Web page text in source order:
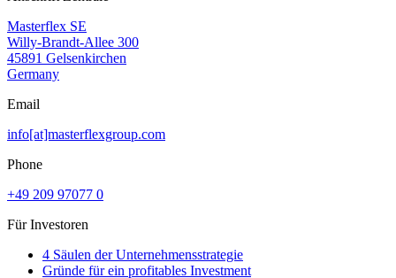
Masterflex SE
Willy-Brandt-Allee 300
45891 Gelsenkirchen
Germany
Email
info[at]masterflexgroup.com
Phone
+49 209 97077 0
Für Investoren
4 Säulen der Unternehmensstrategie
Gründe für ein profitables Investment